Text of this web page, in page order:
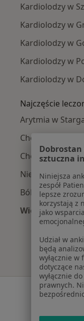
Kardiolodzy w
Kardiolodzy w
Kardiolodzy w
Kardiolodzy w
Kardiolodzy w
Najczęście
Arytmia w
Choroba
Choroby serca
Niewydolność
Ból w klatce
Więcej (12)
Więcej w
sztuczna
Niniejsza
zespół
lepsze
korzystają z
jako
Udział w
będą
wyłącznie w
dotyczące
wyłącznie
prawnych.